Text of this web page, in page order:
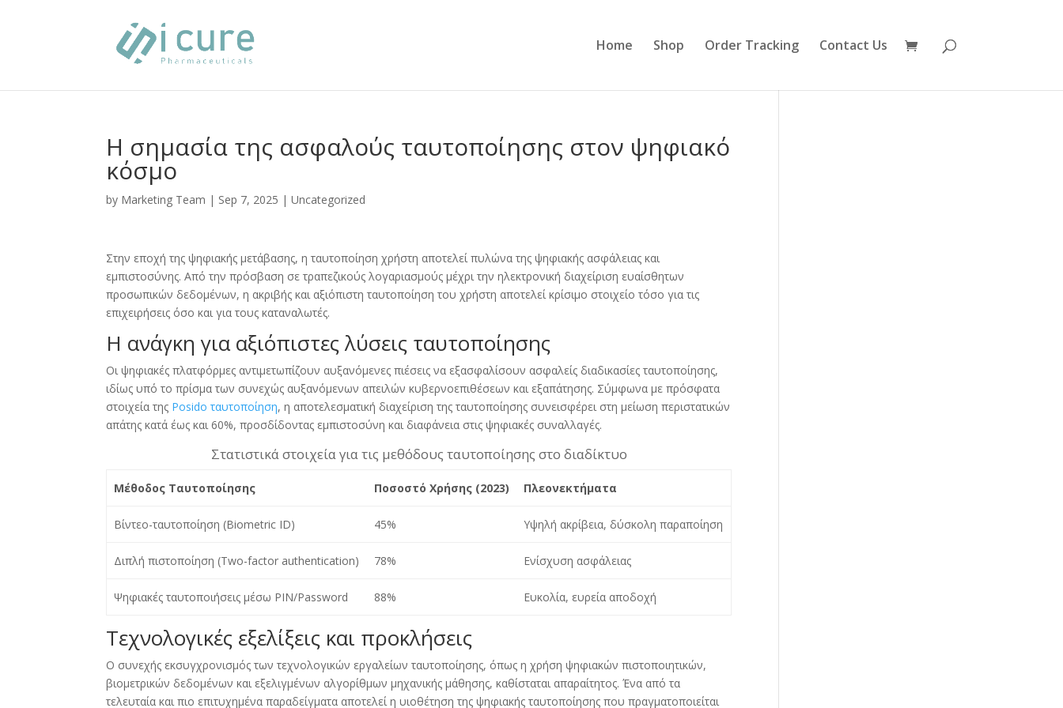
Home Shop Order Tracking Contact Us
Η σημασία της ασφαλούς ταυτοποίησης στον ψηφιακό
κόσμο
by Marketing Team | Sep 7, 2025 |Uncategorized
Στην εποχή της ψηφιακής μετάβασης, η ταυτοποίηση χρήστη αποτελεί πυλώνα της ψηφιακής ασφάλειας και
εμπιστοσύνης. Από την πρόσβαση σε τραπεζικούς λογαριασμούς μέχρι την ηλεκτρονική διαχείριση ευαίσθητων
προσωπικών δεδομένων, η ακριβής και αξιόπιστη ταυτοποίηση του χρήστη αποτελεί κρίσιμο στοιχείο τόσο για τις
επιχειρήσεις όσο και για τους καταναλωτές.
Η ανάγκη για αξιόπιστες λύσεις ταυτοποίησης
Οι ψηφιακές πλατφόρμες αντιμετωπίζουν αυξανόμενες πιέσεις να εξασφαλίσουν ασφαλείς διαδικασίες ταυτοποίησης,
ιδίως υπό το πρίσμα των συνεχώς αυξανόμενων απειλών κυβερνοεπιθέσεων και εξαπάτησης. Σύμφωνα με πρόσφατα
στοιχεία της Posido ταυτοποίηση, η αποτελεσματική διαχείριση της ταυτοποίησης συνεισφέρει στη μείωση περιστατικών
απάτης κατά έως και 60%, προσδίδοντας εμπιστοσύνη και διαφάνεια στις ψηφιακές συναλλαγές.
Στατιστικά στοιχεία για τις μεθόδους ταυτοποίησης στο διαδίκτυο
Μέθοδος Ταυτοποίησης Ποσοστό Χρήσης (2023) Πλεονεκτήματα
Βίντεο-ταυτοποίηση (Biometric ID) 45% Υψηλή ακρίβεια, δύσκολη παραποίηση
Διπλή πιστοποίηση (Two-factor authentication) 78% Ενίσχυση ασφάλειας
Ψηφιακές ταυτοποιήσεις μέσω PIN/Password 88% Ευκολία, ευρεία αποδοχή
Τεχνολογικές εξελίξεις και προκλήσεις
Ο συνεχής εκσυγχρονισμός των τεχνολογικών εργαλείων ταυτοποίησης, όπως η χρήση ψηφιακών πιστοποιητικών,
βιομετρικών δεδομένων και εξελιγμένων αλγορίθμων μηχανικής μάθησης, καθίσταται απαραίτητος. Ένα από τα
τελευταία και πιο επιτυχημένα παραδείγματα αποτελεί η υιοθέτηση της ψηφιακής ταυτοποίησης που πραγματοποιείται